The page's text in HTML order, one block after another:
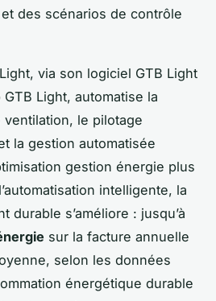
des scénarios de contrôle
via son logiciel GTB Light
Light, automatise la
le pilotage
la gestion automatisée
gestion énergie plus
intelligente, la
durable s’améliore : jusqu’à
sur la facture annuelle
selon les données
énergétique durable